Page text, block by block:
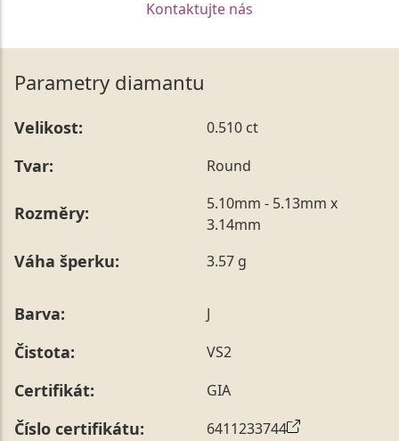
Kontaktujte nás
Parametry diamantu
Velikost: 0.510 ct
Tvar: Round
Rozměry:
5.10mm - 5.13mm x
3.14mm
Váha šperku: 3.57 g
Barva: J
Čistota: VS2
Certifikát: GIA
Číslo certifikátu: 6411233744